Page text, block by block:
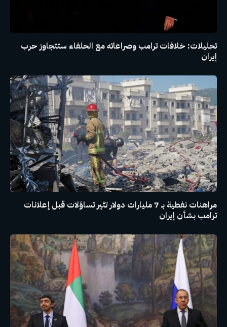
تحليلات: خلافات ترامب وصراعاته مع الحلفاء ستتجاوز حرب
إيران
مراهنات نفطية بـ 7 مليارات دولار تثير تساؤلات قبل إعلانات
ترامب بشأن إيران